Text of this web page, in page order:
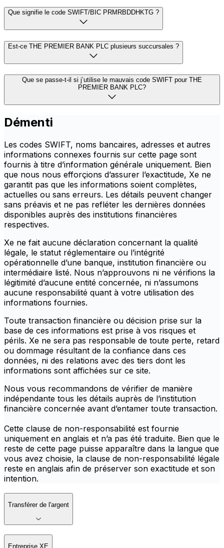
Que signifie le code SWIFT/BIC PRMRBDDHKTG ?
Est-ce THE PREMIER BANK PLC plusieurs succursales ?
Que se passe-t-il si j’utilise le mauvais code SWIFT pour THE
PREMIER BANK PLC?
Démenti
Les codes SWIFT, noms bancaires, adresses et autres
informations connexes fournis sur cette page sont
fournis à titre d’information générale uniquement. Bien
que nous nous efforçions d’assurer l’exactitude, Xe ne
garantit pas que les informations soient complètes,
actuelles ou sans erreurs. Les détails peuvent changer
sans préavis et ne pas refléter les dernières données
disponibles auprès des institutions financières
respectives.
Xe ne fait aucune déclaration concernant la qualité
légale, le statut réglementaire ou l’intégrité
opérationnelle d’une banque, institution financière ou
intermédiaire listé. Nous n’approuvons ni ne vérifions la
légitimité d’aucune entité concernée, ni n’assumons
aucune responsabilité quant à votre utilisation des
informations fournies.
Toute transaction financière ou décision prise sur la
base de ces informations est prise à vos risques et
périls. Xe ne sera pas responsable de toute perte, retard
ou dommage résultant de la confiance dans ces
données, ni des relations avec des tiers dont les
informations sont affichées sur ce site.
Nous vous recommandons de vérifier de manière
indépendante tous les détails auprès de l’institution
financière concernée avant d’entamer toute transaction.
Cette clause de non-responsabilité est fournie
uniquement en anglais et n’a pas été traduite. Bien que le
reste de cette page puisse apparaître dans la langue que
vous avez choisie, la clause de non-responsabilité légale
reste en anglais afin de préserver son exactitude et son
intention.
Transférer de l'argent
Entreprise XE